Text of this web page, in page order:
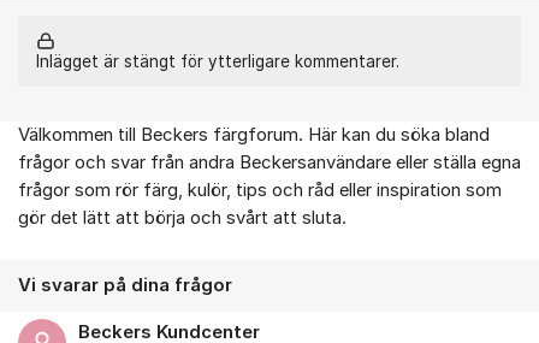
Inlägget är stängt för ytterligare kommentarer.
Om forumet
Välkommen till Beckers färgforum. Här kan du söka bland
frågor och svar från andra Beckersanvändare eller ställa egna
frågor som rör färg, kulör, tips och råd eller inspiration som
gör det lätt att börja och svårt att sluta.
Vi svarar på dina frågor
Beckers Kundcenter